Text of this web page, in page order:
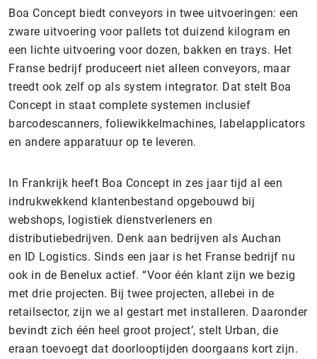
Boa Concept biedt conveyors in twee uitvoeringen: een
zware uitvoering voor pallets tot duizend kilogram en
een lichte uitvoering voor dozen, bakken en trays. Het
Franse bedrijf produceert niet alleen conveyors, maar
treedt ook zelf op als system integrator. Dat stelt Boa
Concept in staat complete systemen inclusief
barcodescanners, foliewikkelmachines, labelapplicators
en andere apparatuur op te leveren.
In Frankrijk heeft Boa Concept in zes jaar tijd al een
indrukwekkend klantenbestand opgebouwd bij
webshops, logistiek dienstverleners en
distributiebedrijven. Denk aan bedrijven als Auchan
en ID Logistics. Sinds een jaar is het Franse bedrijf nu
ook in de Benelux actief. “Voor één klant zijn we bezig
met drie projecten. Bij twee projecten, allebei in de
retailsector, zijn we al gestart met installeren. Daaronder
bevindt zich één heel groot project’, stelt Urban, die
eraan toevoegt dat doorlooptijden doorgaans kort zijn.